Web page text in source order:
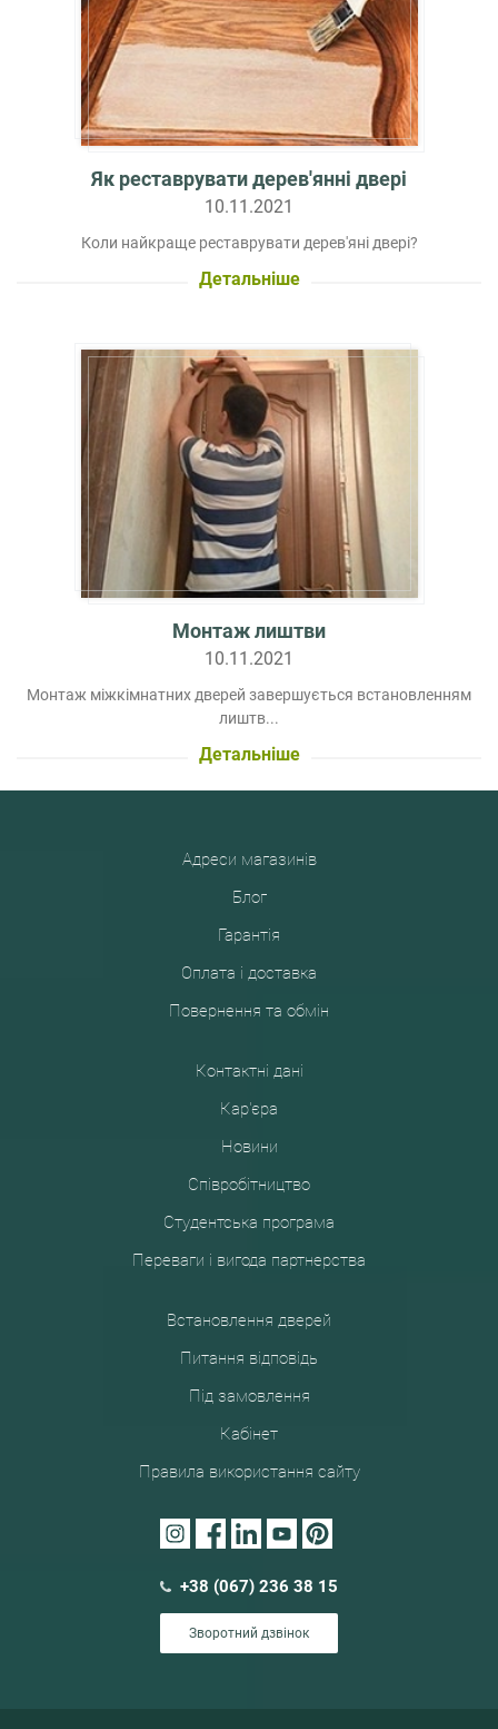
Як реставрувати дерев'янні двері
10.11.2021
Коли найкраще реставрувати дерев'яні двері?
Детальніше
Монтаж лиштви
10.11.2021
Монтаж міжкімнатних дверей завершується встановленням
лиштв...
Детальніше
Адреси магазинів
Блог
Гарантія
Оплата і доставка
Повернення та обмін
Контактні дані
Кар'єра
Новини
Співробітництво
Студентська програма
Переваги і вигода партнерства
Встановлення дверей
Питання відповідь
Під замовлення
Кабінет
Правила використання сайту
+38 (067) 236 38 15
Зворотний дзвінок